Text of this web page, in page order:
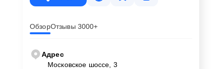
ОбзорОтзывы 3000+
Адрес
Московское шоссе, 3